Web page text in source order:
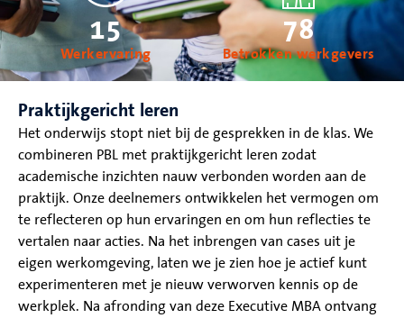
Werkervaring
15
Betrokken werkgevers
78
Praktijkgericht leren
Het onderwijs stopt niet bij de gesprekken in de klas. We
combineren PBL met praktijkgericht leren zodat
academische inzichten nauw verbonden worden aan de
praktijk. Onze deelnemers ontwikkelen het vermogen om
te reflecteren op hun ervaringen en om hun reflecties te
vertalen naar acties. Na het inbrengen van cases uit je
eigen werkomgeving, laten we je zien hoe je actief kunt
experimenteren met je nieuw verworven kennis op de
werkplek. Na afronding van deze Executive MBA ontvang